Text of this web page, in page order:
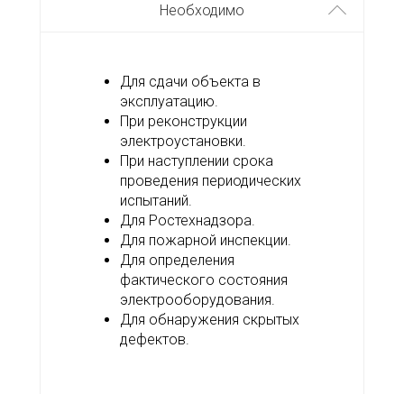
Необходимо
Для сдачи объекта в
эксплуатацию.
При реконструкции
электроустановки.
При наступлении срока
проведения периодических
испытаний.
Для Ростехнадзора.
Для пожарной инспекции.
Для определения
фактического состояния
электрооборудования.
Для обнаружения скрытых
дефектов.